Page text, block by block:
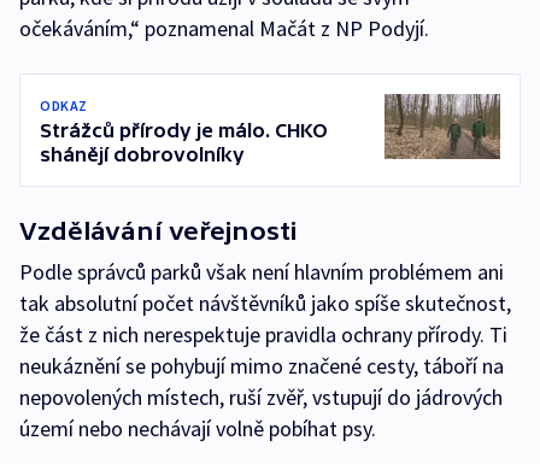
očekáváním,“ poznamenal Mačát z NP Podyjí.
ODKAZ
Strážců přírody je málo. CHKO
shánějí dobrovolníky
Vzdělávání veřejnosti
Podle správců parků však není hlavním problémem ani
tak absolutní počet návštěvníků jako spíše skutečnost,
že část z nich nerespektuje pravidla ochrany přírody. Ti
neukáznění se pohybují mimo značené cesty, táboří na
nepovolených místech, ruší zvěř, vstupují do jádrových
území nebo nechávají volně pobíhat psy.